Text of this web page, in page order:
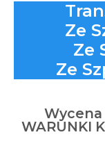
Ze
Ze
Ze
WARUNKI